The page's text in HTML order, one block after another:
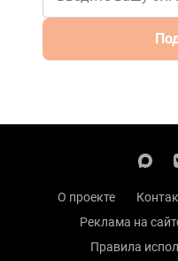
О проекте
Реклама на
Правила